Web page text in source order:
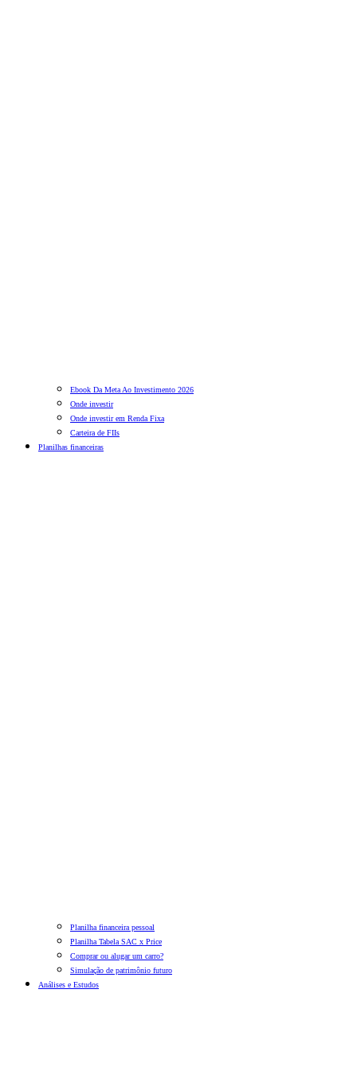
Ebook Da Meta Ao Investimento 2026
Onde investir
Onde investir em Renda Fixa
Carteira de FIIs
Planilhas financeiras
Planilha financeira pessoal
Planilha Tabela SAC x Price
Comprar ou alugar um carro?
Simulação de patrimônio futuro
Análises e Estudos